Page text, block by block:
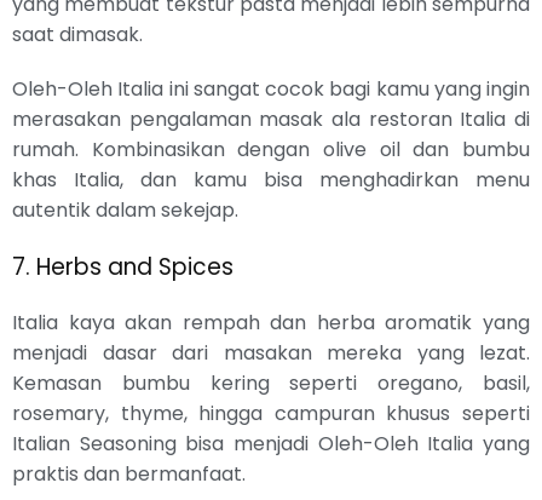
saat dimasak.
Oleh-Oleh Italia ini sangat cocok bagi kamu yang ingin
merasakan pengalaman masak ala restoran Italia di
rumah. Kombinasikan dengan olive oil dan bumbu
khas Italia, dan kamu bisa menghadirkan menu
autentik dalam sekejap.
7. Herbs and Spices
Italia kaya akan rempah dan herba aromatik yang
menjadi dasar dari masakan mereka yang lezat.
Kemasan bumbu kering seperti oregano, basil,
rosemary, thyme, hingga campuran khusus seperti
Italian Seasoning bisa menjadi Oleh-Oleh Italia yang
praktis dan bermanfaat.